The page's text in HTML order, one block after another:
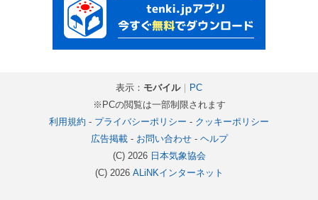
表示： モバイル｜ PC
※PCの閲覧は一部制限されます
利用規約 - プライバシーポリシー - クッキーポリシー
広告掲載- お問い合わせ- ヘルプ
(C) 2026 日本気象協会
(C) 2026 ALiNKインターネット